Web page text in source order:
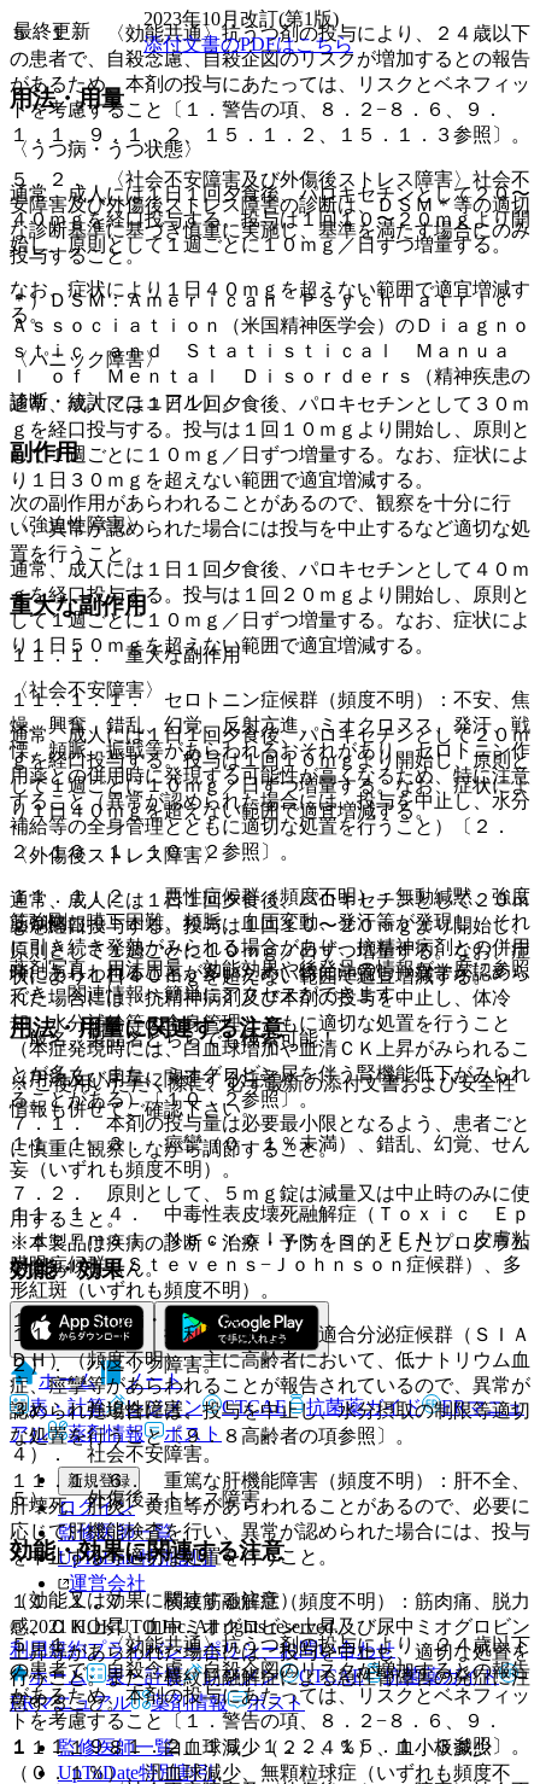
５．１． 〈効能共通〉抗うつ剤の投与により、２４歳以下
の患者で、自殺念慮、自殺企図のリスクが増加するとの報告
があるため、本剤の投与にあたっては、リスクとベネフィッ
トを考慮すること〔１．警告の項、８．２−８．６、９．
１．１、９．１．２、１５．１．２、１５．１．３参照〕。
５．２． 〈社会不安障害及び外傷後ストレス障害〉社会不
安障害及び外傷後ストレス障害の診断は、ＤＳＭ＊等の適切
な診断基準に基づき慎重に実施し、基準を満たす場合にのみ
投与すること。
＊）ＤＳＭ：Ａｍｅｒｉｃａｎ Ｐｓｙｃｈｉａｔｒｉｃ
Ａｓｓｏｃｉａｔｉｏｎ（米国精神医学会）のＤｉａｇｎｏ
ｓｔｉｃ ａｎｄ Ｓｔａｔｉｓｔｉｃａｌ Ｍａｎｕａ
ｌ ｏｆ Ｍｅｎｔａｌ Ｄｉｓｏｒｄｅｒｓ（精神疾患の
診断・統計マニュアル）。
副作用
次の副作用があらわれることがあるので、観察を十分に行
い、異常が認められた場合には投与を中止するなど適切な処
置を行うこと。
重大な副作用
１１．１． 重大な副作用
１１．１．１． セロトニン症候群（頻度不明）：不安、焦
燥、興奮、錯乱、幻覚、反射亢進、ミオクロヌス、発汗、戦
慄、頻脈、振戦等があらわれるおそれがあり、セロトニン作
用薬との併用時に発現する可能性が高くなるため、特に注意
すること（異常が認められた場合には、投与を中止し、水分
補給等の全身管理とともに適切な処置を行うこと）〔２．
２、１０．１、１０．２参照〕。
１１．１．２． 悪性症候群（頻度不明）：無動緘黙、強度
筋強剛、嚥下困難、頻脈、血圧変動、発汗等が発現し、それ
に引き続き発熱がみられる場合があり、抗精神病剤との併用
時にあらわれることが多いため、特に注意し、異常が認めら
れた場合には、抗精神病剤及び本剤の投与を中止し、体冷
却、水分補給等の全身管理とともに適切な処置を行うこと
（本症発現時には、白血球増加や血清ＣＫ上昇がみられるこ
とが多く、また、ミオグロビン尿を伴う腎機能低下がみられ
ることがある）〔１０．２参照〕。
１１．１．３． 痙攣（０．１％未満）、錯乱、幻覚、せん
妄（いずれも頻度不明）。
１１．１．４． 中毒性表皮壊死融解症（Ｔｏｘｉｃ Ｅｐ
ｉｄｅｒｍａｌ Ｎｅｃｒｏｌｙｓｉｓ：ＴＥＮ）、皮膚粘
膜眼症候群（Ｓｔｅｖｅｎｓ−Ｊｏｈｎｓｏｎ症候群）、多
形紅斑（いずれも頻度不明）。
１１．１．５． 抗利尿ホルモン不適合分泌症候群（ＳＩＡ
ＤＨ）（頻度不明）：主に高齢者において、低ナトリウム血
症、痙攣等があらわれることが報告されているので、異常が
認められた場合には、投与を中止し、水分摂取の制限等適切
な処置を行うこと〔９．８高齢者の項参照〕。
１１．１．６． 重篤な肝機能障害（頻度不明）：肝不全、
肝壊死、肝炎、黄疸等があらわれることがあるので、必要に
応じて肝機能検査を行い、異常が認められた場合には、投与
を中止する等適切な処置を行うこと。
１１．１．７． 横紋筋融解症（頻度不明）：筋肉痛、脱力
感、ＣＫ上昇、血中ミオグロビン上昇及び尿中ミオグロビン
上昇等があらわれた場合には、投与を中止し、適切な処置を
行うこと。また、横紋筋融解症による急性腎障害の発症に注
意すること。
１１．１．８． 白血球減少（２．４％）、血小板減少
（０．１％）、汎血球減少、無顆粒球症（いずれも頻度不
最終更新
2023年10月改訂(第1版)
添付文書のPDFはこちら
用法・用量
〈うつ病・うつ状態〉
通常、成人には１日１回夕食後、パロキセチンとして２０〜
４０ｍｇを経口投与する。投与は１回１０〜２０ｍｇより開
始し、原則として１週ごとに１０ｍｇ／日ずつ増量する。
なお、症状により１日４０ｍｇを超えない範囲で適宜増減す
る。
〈パニック障害〉
通常、成人には１日１回夕食後、パロキセチンとして３０ｍ
ｇを経口投与する。投与は１回１０ｍｇより開始し、原則と
して１週ごとに１０ｍｇ／日ずつ増量する。なお、症状によ
り１日３０ｍｇを超えない範囲で適宜増減する。
〈強迫性障害〉
通常、成人には１日１回夕食後、パロキセチンとして４０ｍ
ｇを経口投与する。投与は１回２０ｍｇより開始し、原則と
して１週ごとに１０ｍｇ／日ずつ増量する。なお、症状によ
り１日５０ｍｇを超えない範囲で適宜増減する。
〈社会不安障害〉
通常、成人には１日１回夕食後、パロキセチンとして２０ｍ
ｇを経口投与する。投与は１回１０ｍｇより開始し、原則と
して１週ごとに１０ｍｇ／日ずつ増量する。なお、症状によ
り１日４０ｍｇを超えない範囲で適宜増減する。
〈外傷後ストレス障害〉
通常、成人には１日１回夕食後、パロキセチンとして２０ｍ
ｇを経口投与する。投与は１回１０〜２０ｍｇより開始し、
原則として１週ごとに１０ｍｇ／日ずつ増量する。なお、症
状により１日４０ｍｇを超えない範囲で適宜増減する。
用法・用量に関連する注意
（用法及び用量に関連する注意）
７．１． 本剤の投与量は必要最小限となるよう、患者ごと
に慎重に観察しながら調節すること。
７．２． 原則として、５ｍｇ錠は減量又は中止時のみに使
用すること。
効能・効果
１）． うつ病・うつ状態。
２）． パニック障害。
３）． 強迫性障害。
４）． 社会不安障害。
５）． 外傷後ストレス障害。
効能・効果に関連する注意
（効能又は効果に関連する注意）
５．１． 〈効能共通〉抗うつ剤の投与により、２４歳以下
の患者で、自殺念慮、自殺企図のリスクが増加するとの報告
があるため、本剤の投与にあたっては、リスクとベネフィッ
トを考慮すること〔１．警告の項、８．２−８．６、９．
１．１、９．１．２、１５．１．２、１５．１．３参照〕。
薬剤情報
薬剤写真、用法用量、効能効果や後発品の情報が一度に参照
でき、関連情報へ簡単にアクセスができます。
一般名、製品名どちらでも検索可能！
※ ご使用いただく際に、必ず最新の添付文書および安全性
情報も併せてご確認下さい。
※本製品は疾病の診断・治療・予防を目的としたプログラム
ではありません。
ホーム
ノート
表・計算
レジメン CTCAE 抗菌薬ガイド
ERマニュ
アル
薬剤情報 ポスト
新規登録
ログイン
監修医師一覧
UpToDate特別割引
運営会社
© 2021 HOKUTO Inc. All rights reserved.
利用規約プライバシーポリシーお問い合わせ
ホーム
表・計算 レジメン CTCAE
抗菌薬ガイド
ERマニュアル
薬剤情報 ポスト
監修医師一覧
UpToDate特別割引